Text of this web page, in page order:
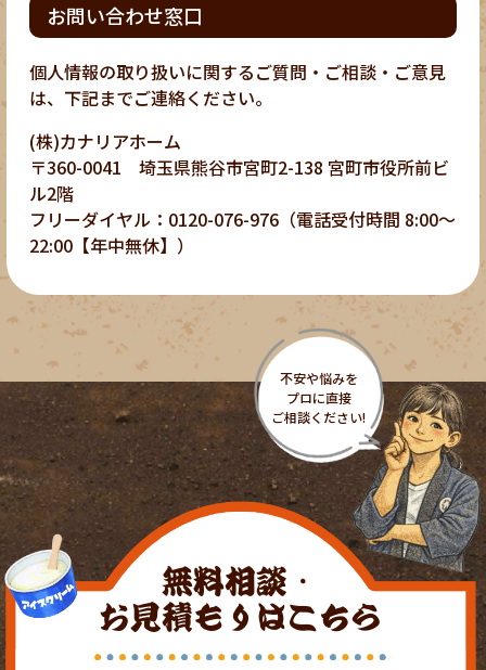
お問い合わせ窓口
個人情報の取り扱いに関するご質問・ご相談・ご意見
は、下記までご連絡ください。
(株)カナリアホーム
〒360-0041 埼玉県熊谷市宮町2-138 宮町市役所前ビ
ル2階
フリーダイヤル：0120-076-976（電話受付時間 8:00～
22:00【年中無休】）
無料相談・
お見積もりはこちら